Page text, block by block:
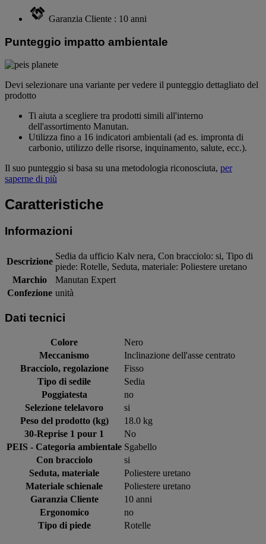
Garanzia Cliente : 10 anni
Punteggio impatto ambientale
Devi selezionare una variante per vedere il punteggio dettagliato del
prodotto
Ti aiuta a scegliere tra prodotti simili all'interno
dell'assortimento Manutan.
Utilizza fino a 16 indicatori ambientali (ad es. impronta di
carbonio, utilizzo delle risorse, inquinamento, salute, ecc.).
Il suo punteggio si basa su una metodologia riconosciuta, per
saperne di più
Caratteristiche
Informazioni
Descrizione
Sedia da ufficio Kalv nera, Con bracciolo: si, Tipo di
piede: Rotelle, Seduta, materiale: Poliestere uretano
Marchio
Manutan Expert
Confezione unità
Dati tecnici
Colore
Nero
Meccanismo
Inclinazione dell'asse centrato
Bracciolo, regolazione
Fisso
Tipo di sedile
Sedia
Poggiatesta
no
Selezione telelavoro
si
Peso del prodotto (kg)
18.0 kg
30-Reprise 1 pour 1
No
PEIS - Categoria ambientale Sgabello
Con bracciolo
si
Seduta, materiale
Poliestere uretano
Materiale schienale
Poliestere uretano
Garanzia Cliente
10 anni
Ergonomico
no
Tipo di piede
Rotelle